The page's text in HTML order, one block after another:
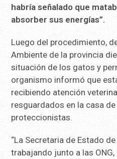
habría señalado que
absorber sus energías”.
Luego del procedimiento,
Ambiente de la provincia
situación de los gatos y
organismo informó que
recibiendo atención
resguardados en la casa
proteccionistas.
“La Secretaria de Estado
trabajando junto a las